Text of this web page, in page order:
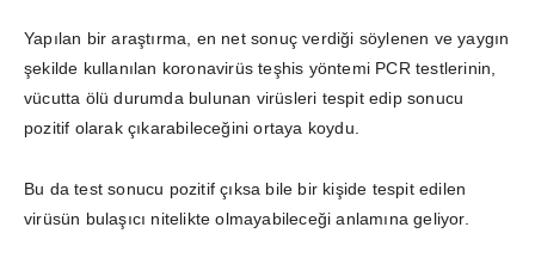
Yapılan bir araştırma, en net sonuç verdiği söylenen ve yaygın
şekilde kullanılan koronavirüs teşhis yöntemi PCR testlerinin,
vücutta ölü durumda bulunan virüsleri tespit edip sonucu
pozitif olarak çıkarabileceğini ortaya koydu.
Bu da test sonucu pozitif çıksa bile bir kişide tespit edilen
virüsün bulaşıcı nitelikte olmayabileceği anlamına geliyor.